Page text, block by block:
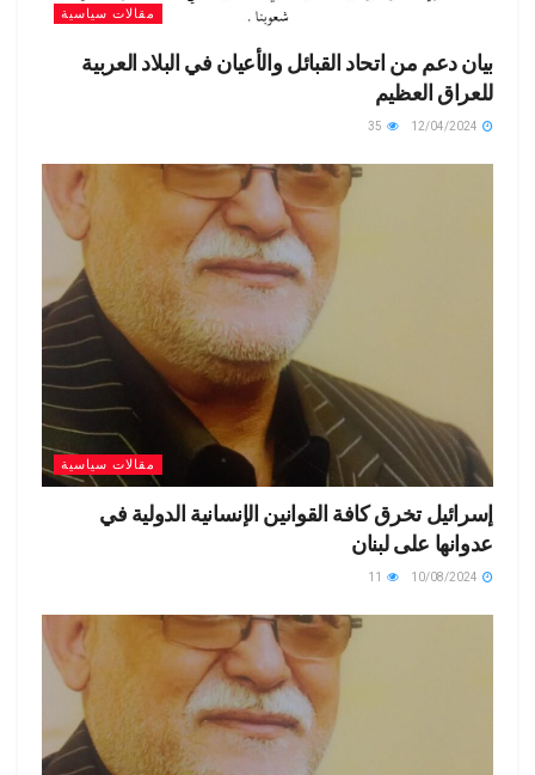
مقالات سياسية
بيان دعم من اتحاد القبائل والأعيان في البلاد العربية
للعراق العظيم
مقالات سياسية
إسرائيل تخرق كافة القوانين الإنسانية الدولية في
عدوانها على لبنان